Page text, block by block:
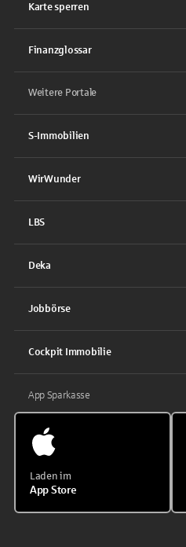
Karte sperren
Finanzglossar
Weitere Portale
S-Immobilien
WirWunder
LBS
Deka
Jobbörse
Cockpit Immobilie
App Sparkasse
Laden im
App Store